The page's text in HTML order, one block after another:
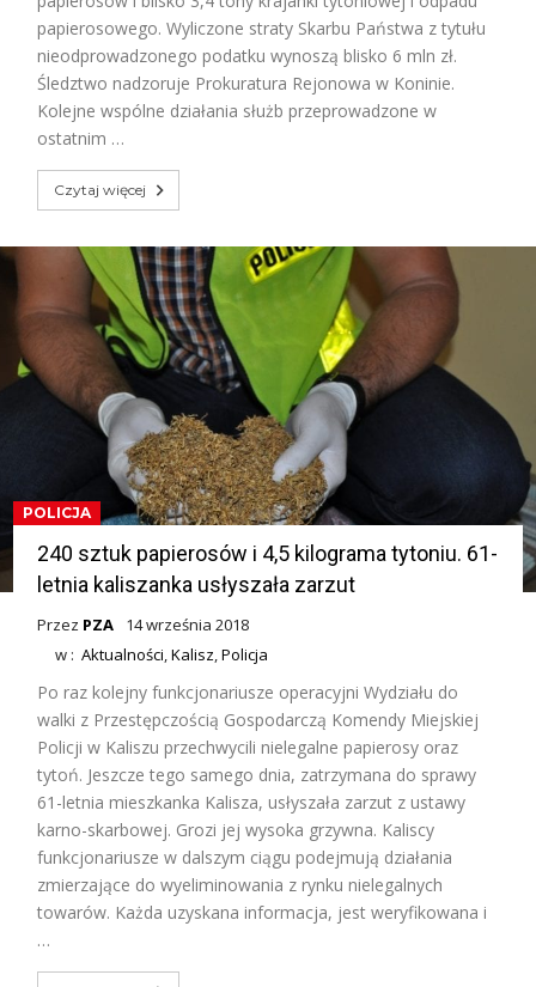
papierosowego. Wyliczone straty Skarbu Państwa z tytułu
nieodprowadzonego podatku wynoszą blisko 6 mln zł.
Śledztwo nadzoruje Prokuratura Rejonowa w Koninie.
Kolejne wspólne działania służb przeprowadzone w
ostatnim …
Czytaj więcej
POLICJA
240 sztuk papierosów i 4,5 kilograma tytoniu. 61-
letnia kaliszanka usłyszała zarzut
Przez PZA
14 września 2018
w :Aktualności,Kalisz,Policja
Po raz kolejny funkcjonariusze operacyjni Wydziału do
walki z Przestępczością Gospodarczą Komendy Miejskiej
Policji w Kaliszu przechwycili nielegalne papierosy oraz
tytoń. Jeszcze tego samego dnia, zatrzymana do sprawy
61-letnia mieszkanka Kalisza, usłyszała zarzut z ustawy
karno-skarbowej. Grozi jej wysoka grzywna. Kaliscy
funkcjonariusze w dalszym ciągu podejmują działania
zmierzające do wyeliminowania z rynku nielegalnych
towarów. Każda uzyskana informacja, jest weryfikowana i
…